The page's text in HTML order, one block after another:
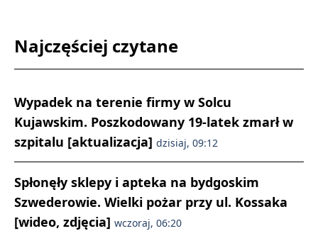
Najczęściej czytane
Wypadek na terenie firmy w Solcu
Kujawskim. Poszkodowany 19-latek zmarł w
szpitalu [aktualizacja] dzisiaj, 09:12
Spłonęły sklepy i apteka na bydgoskim
Szwederowie. Wielki pożar przy ul. Kossaka
[wideo, zdjęcia] wczoraj, 06:20